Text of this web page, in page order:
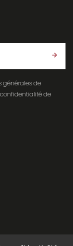
générales de
de